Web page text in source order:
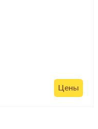
Цены